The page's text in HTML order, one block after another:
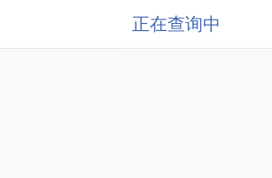
正在查询中